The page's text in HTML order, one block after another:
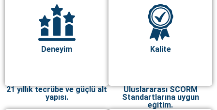
Deneyim
21 yıllık tecrübe ve güçlü alt
yapısı.
Kalite
Uluslararası SCORM
Standartlarına uygun
eğitim.